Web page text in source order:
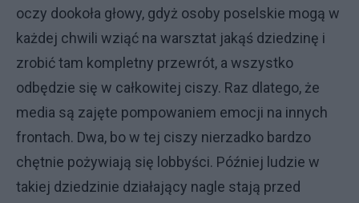
oczy dookoła głowy, gdyż osoby poselskie mogą w
każdej chwili wziąć na warsztat jakąś dziedzinę i
zrobić tam kompletny przewrót, a wszystko
odbędzie się w całkowitej ciszy. Raz dlatego, że
media są zajęte pompowaniem emocji na innych
frontach. Dwa, bo w tej ciszy nierzadko bardzo
chętnie pożywiają się lobbyści. Później ludzie w
takiej dziedzinie działający nagle stają przed